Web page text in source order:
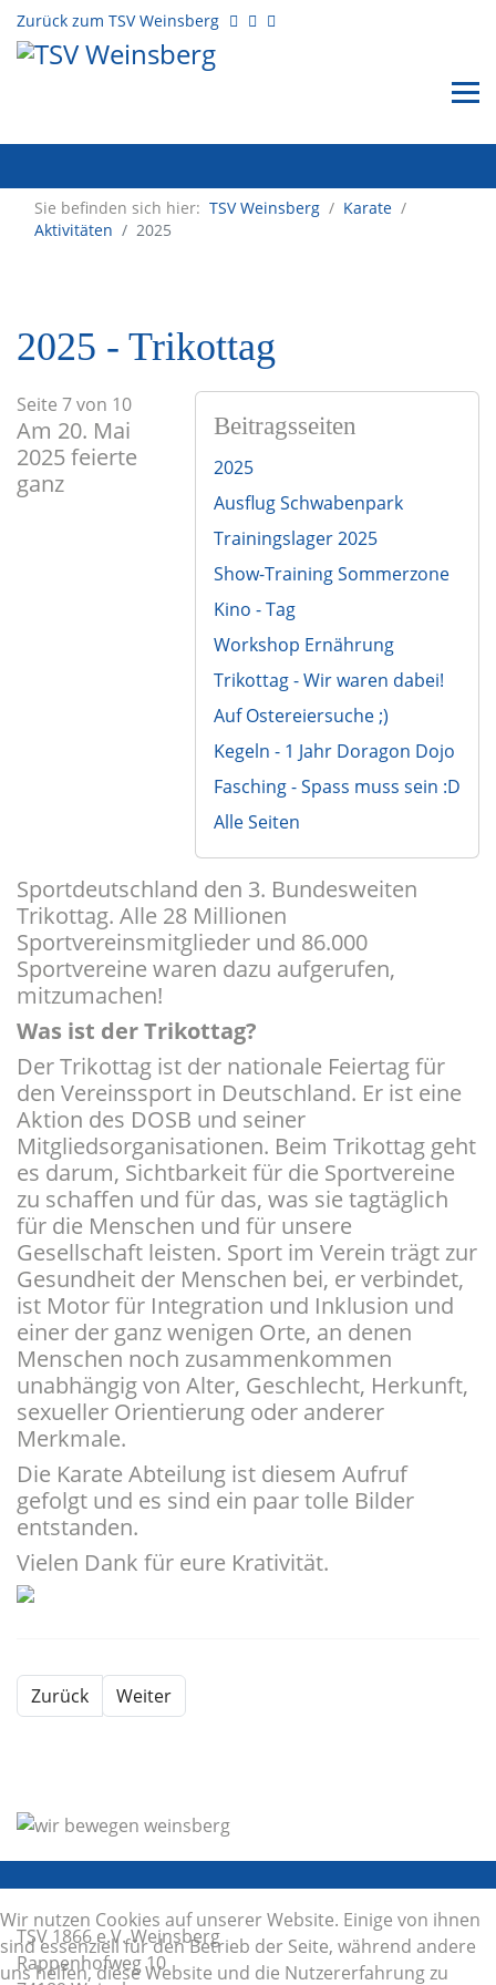
Zurück zum TSV Weinsberg
Sie befinden sich hier: TSV Weinsberg / Karate /
Aktivitäten
2025
2025 - Trikottag
Beitragsseiten
2025
Ausflug Schwabenpark
Trainingslager 2025
Show-Training Sommerzone
Kino - Tag
Workshop Ernährung
Trikottag - Wir waren dabei!
Auf Ostereiersuche ;)
Kegeln - 1 Jahr Doragon Dojo
Fasching - Spass muss sein :D
Alle Seiten
Seite 7 von 10
Am 20. Mai
2025 feierte
ganz
Sportdeutschland den 3. Bundesweiten
Trikottag. Alle 28 Millionen
Sportvereinsmitglieder und 86.000
Sportvereine waren dazu aufgerufen,
mitzumachen!
Was ist der Trikottag?
Der Trikottag ist der nationale Feiertag für
den Vereinssport in Deutschland. Er ist eine
Aktion des DOSB und seiner
Mitgliedsorganisationen. Beim Trikottag geht
es darum, Sichtbarkeit für die Sportvereine
zu schaffen und für das, was sie tagtäglich
für die Menschen und für unsere
Gesellschaft leisten. Sport im Verein trägt zur
Gesundheit der Menschen bei, er verbindet,
ist Motor für Integration und Inklusion und
einer der ganz wenigen Orte, an denen
Menschen noch zusammenkommen
unabhängig von Alter, Geschlecht, Herkunft,
sexueller Orientierung oder anderer
Merkmale.
Die Karate Abteilung ist diesem Aufruf
gefolgt und es sind ein paar tolle Bilder
entstanden.
Vielen Dank für eure Krativität.
Zurück Weiter
TSV 1866 e.V. Weinsberg
Rappenhofweg 10
Wir nutzen Cookies auf unserer Website. Einige von ihnen
sind essenziell für den Betrieb der Seite, während andere
uns helfen, diese Website und die Nutzererfahrung zu